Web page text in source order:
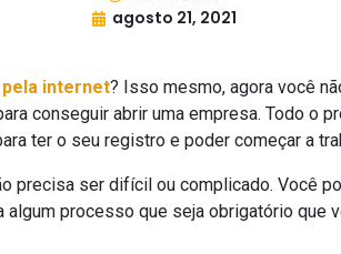
agosto 21, 2021
pela internet? Isso mesmo, agora você
conseguir abrir uma empresa. Todo o
ter o seu registro e poder começar a
precisa ser difícil ou complicado. Você
processo que seja obrigatório que